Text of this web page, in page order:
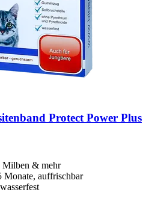
Protect Power Plus
Milben & mehr
Monate, auffrischbar